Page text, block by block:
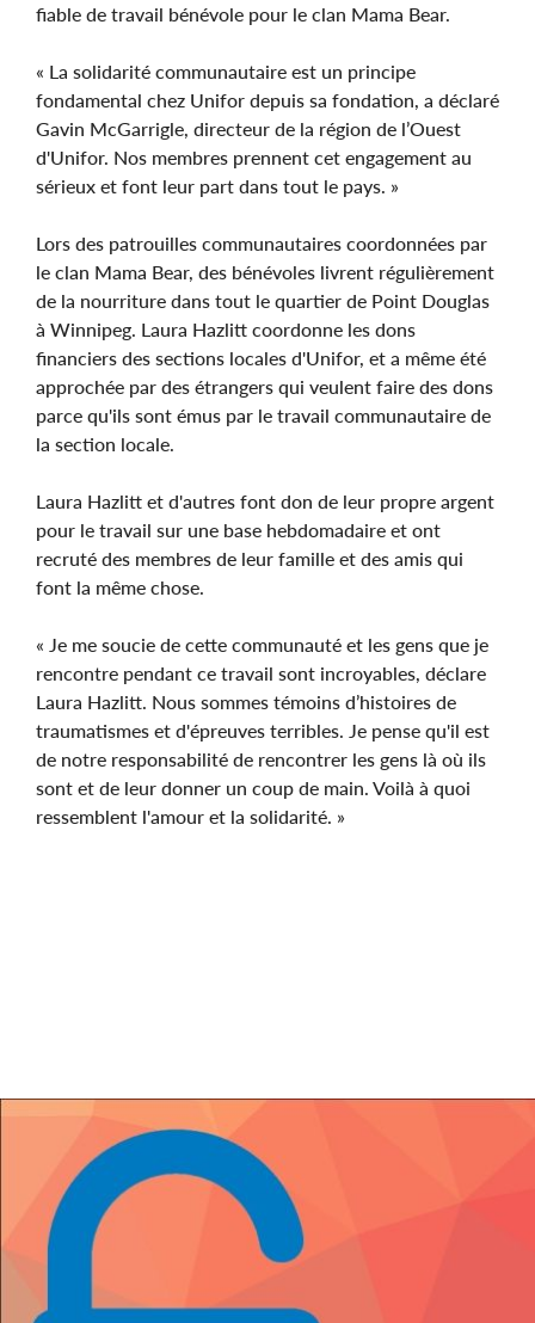
fiable de travail bénévole pour le clan Mama Bear.
« La solidarité communautaire est un principe
fondamental chez Unifor depuis sa fondation, a déclaré
Gavin McGarrigle, directeur de la région de l’Ouest
d'Unifor. Nos membres prennent cet engagement au
sérieux et font leur part dans tout le pays. »
Lors des patrouilles communautaires coordonnées par
le clan Mama Bear, des bénévoles livrent régulièrement
de la nourriture dans tout le quartier de Point Douglas
à Winnipeg. Laura Hazlitt coordonne les dons
financiers des sections locales d'Unifor, et a même été
approchée par des étrangers qui veulent faire des dons
parce qu'ils sont émus par le travail communautaire de
la section locale.
Laura Hazlitt et d'autres font don de leur propre argent
pour le travail sur une base hebdomadaire et ont
recruté des membres de leur famille et des amis qui
font la même chose.
« Je me soucie de cette communauté et les gens que je
rencontre pendant ce travail sont incroyables, déclare
Laura Hazlitt. Nous sommes témoins d’histoires de
traumatismes et d'épreuves terribles. Je pense qu'il est
de notre responsabilité de rencontrer les gens là où ils
sont et de leur donner un coup de main. Voilà à quoi
ressemblent l'amour et la solidarité. »